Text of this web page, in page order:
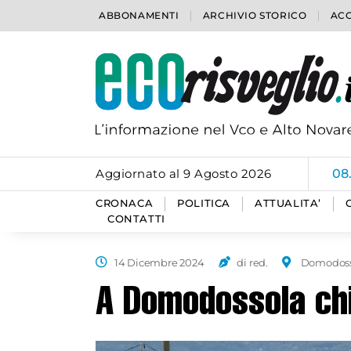
ABBONAMENTI ARCHIVIO STORICO
Aggiornato al 9 Agosto 2026
CRONACA POLITICA ATTUALITA’
CONTATTI
14 Dicembre 2024 di red.
A Domodossola